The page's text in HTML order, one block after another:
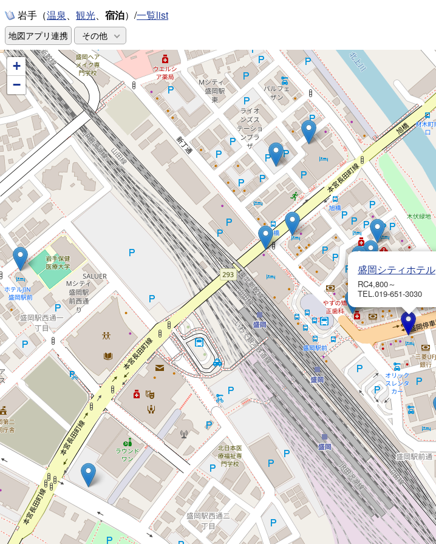
岩手（温泉 、 観光、 宿泊）/一覧list
地図アプリ連携 その他
盛岡シティホテル
RC4,800～
TEL.019-651-3030
+
−